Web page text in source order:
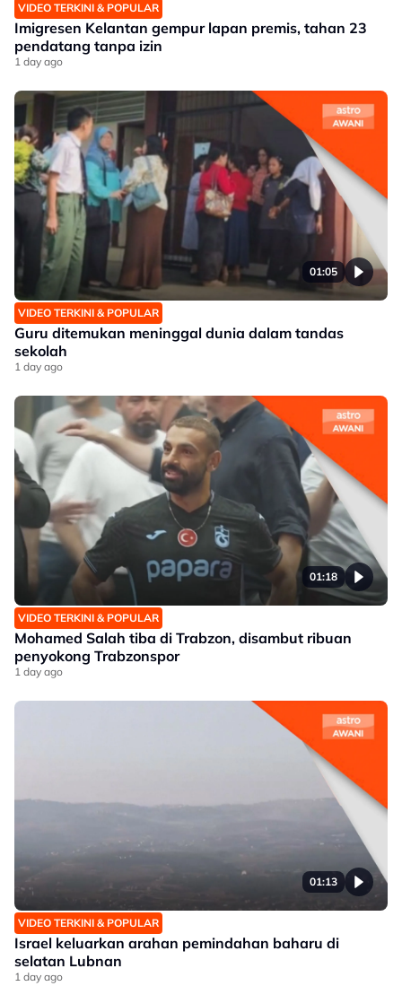
VIDEO TERKINI & POPULAR
Imigresen Kelantan gempur lapan premis, tahan 23
pendatang tanpa izin
1 day ago
01:05
VIDEO TERKINI & POPULAR
Guru ditemukan meninggal dunia dalam tandas
sekolah
1 day ago
01:18
VIDEO TERKINI & POPULAR
Mohamed Salah tiba di Trabzon, disambut ribuan
penyokong Trabzonspor
1 day ago
01:13
VIDEO TERKINI & POPULAR
Israel keluarkan arahan pemindahan baharu di
selatan Lubnan
1 day ago